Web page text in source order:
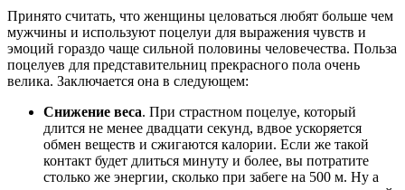
Принято считать, что женщины целоваться любят больше чем
мужчины и используют поцелуи для выражения чувств и
эмоций гораздо чаще сильной половины человечества. Польза
поцелуев для представительниц прекрасного пола очень
велика. Заключается она в следующем:
Снижение веса. При страстном поцелуе, который
длится не менее двадцати секунд, вдвое ускоряется
обмен веществ и сжигаются калории. Если же такой
контакт будет длиться минуту и более, вы потратите
столько же энергии, сколько при забеге на 500 м. Ну а